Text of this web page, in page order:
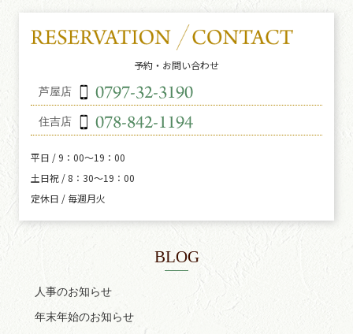
予約・お問い合わせ
芦屋店
住吉店
平日 / 9：00～19：00
土日祝 / 8：30～19：00
定休日 / 毎週月火
BLOG
人事のお知らせ
年末年始のお知らせ